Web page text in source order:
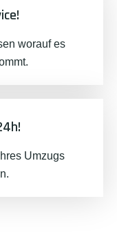
worauf es
Umzugs